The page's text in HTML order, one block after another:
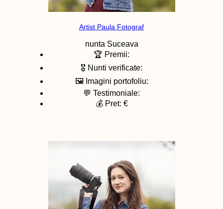
Artist Paula Fotograf
nunta Suceava
🏆 Premii:
🎖️ Nunti verificate:
🖼️ Imagini portofoliu:
💬 Testimoniale:
💰 Pret: €